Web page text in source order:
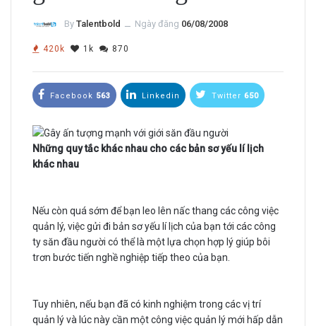
By Talentbold ــ Ngày đăng 06/08/2008
420k 1k 870
Facebook 563 Linkedin Twitter 650
Những quy tắc khác nhau cho các bản sơ yếu lí lịch
khác nhau
Nếu còn quá sớm để bạn leo lên nấc thang các công việc
quản lý, việc gửi đi bản sơ yếu lí lịch của bạn tới các công
ty săn đầu người có thể là một lựa chọn hợp lý giúp bôi
trơn bước tiến nghề nghiệp tiếp theo của bạn.
Tuy nhiên, nếu bạn đã có kinh nghiệm trong các vị trí
quản lý và lúc này cần một công việc quản lý mới hấp dẫn